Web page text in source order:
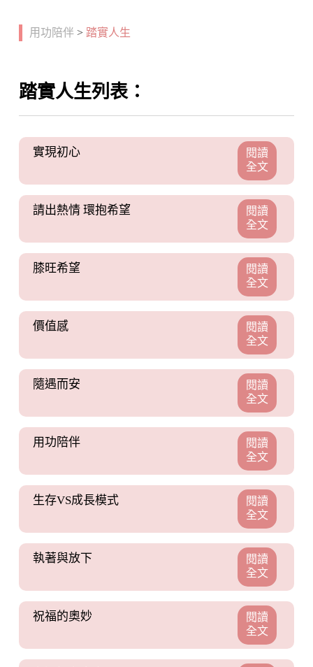
用功陪伴 > 踏實人生
踏實人生列表：
實現初心
閱讀
全文
請出熱情 環抱希望
閱讀
全文
膝旺希望
閱讀
全文
價值感
閱讀
全文
隨遇而安
閱讀
全文
用功陪伴
閱讀
全文
生存VS成長模式
閱讀
全文
執著與放下
閱讀
全文
祝福的奧妙
閱讀
全文